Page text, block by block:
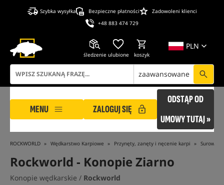
Szybka wysyłka Bezpieczne płatności
Zadowoleni klienci
+48 883 474 729
PLN
śledzenie ulubione koszyk
zaawansowane
MENU ZALOGUJ SIĘ
ODSTĄP OD
UMOWY TUTAJ »
ROCKWORLD Wędkarstwo Karpiowe Przynęty, zanęty i nęcenie karpi Surowe
Rockworld - Konopie Ziarno
Konopie wędkarskie / Rockworld